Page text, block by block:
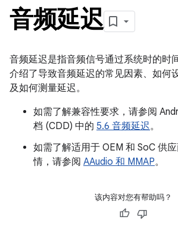
音频延迟
音频延迟是指音频信号通过系统时的时
介绍了导致音频延迟的常见因素、如何
及如何测量延迟。
如需了解兼容性要求，请参阅
档 (CDD) 中的 5.6 音频延迟。
如需了解适用于 OEM 和 SoC 供
情，请参阅 AAudio 和 MMAP。
该内容对您有帮助吗？